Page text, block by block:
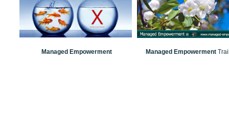
Managed Empowerment Managed Empowerment